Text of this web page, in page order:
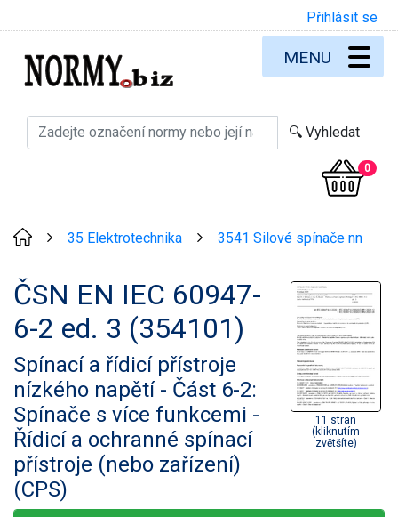
Přihlásit se
0
MENU
35 Elektrotechnika 3541 Silové spínače nn
ČSN EN IEC 60947-
6-2 ed. 3 (354101)
Spínací a řídicí přístroje
nízkého napětí - Část 6-2:
Spínače s více funkcemi -
Řídicí a ochranné spínací
přístroje (nebo zařízení)
(CPS)
11 stran
(kliknutím
zvětšíte)